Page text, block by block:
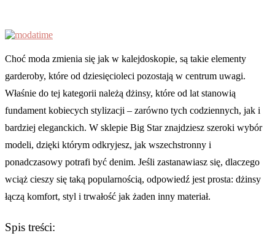
Choć moda zmienia się jak w kalejdoskopie, są takie elementy
garderoby, które od dziesięcioleci pozostają w centrum uwagi.
Właśnie do tej kategorii należą dżinsy, które od lat stanowią
fundament kobiecych stylizacji – zarówno tych codziennych, jak i
bardziej eleganckich. W sklepie Big Star znajdziesz szeroki wybór
modeli, dzięki którym odkryjesz, jak wszechstronny i
ponadczasowy potrafi być denim. Jeśli zastanawiasz się, dlaczego
wciąż cieszy się taką popularnością, odpowiedź jest prosta: dżinsy
łączą komfort, styl i trwałość jak żaden inny materiał.
Spis treści: